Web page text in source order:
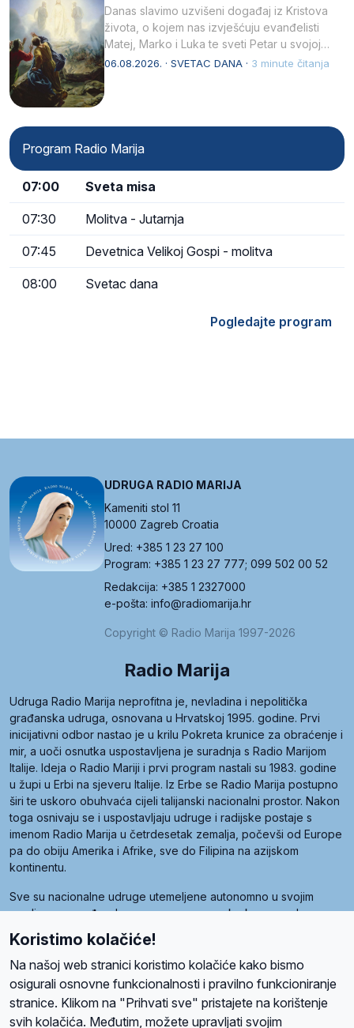
Danas slavimo uzvišeni događaj iz Kristova
života, o kojem nas izvješćuju evanđelisti
Matej, Marko i Luka te sveti Petar u svojoj
drugoj…
06.08.2026. · SVETAC DANA · 3 minute čitanja
Program Radio Marija
07:00 Sveta misa
07:30 Molitva - Jutarnja
07:45 Devetnica Velikoj Gospi - molitva
08:00 Svetac dana
Pogledajte program
UDRUGA RADIO MARIJA
Kameniti stol 11
10000 Zagreb Croatia
Ured: +385 1 23 27 100
Program: +385 1 23 27 777; 099 502 00 52
Redakcija: +385 1 2327000
e-pošta: info@radiomarija.hr
Copyright © Radio Marija 1997-2026
Radio Marija
Udruga Radio Marija neprofitna je, nevladina i nepolitička
građanska udruga, osnovana u Hrvatskoj 1995. godine. Prvi
inicijativni odbor nastao je u krilu Pokreta krunice za obraćenje i
mir, a uoči osnutka uspostavljena je suradnja s Radio Marijom
Italije. Ideja o Radio Mariji i prvi program nastali su 1983. godine
u župi u Erbi na sjeveru Italije. Iz Erbe se Radio Marija postupno
širi te uskoro obuhvaća cijeli talijanski nacionalni prostor. Nakon
toga osnivaju se i uspostavljaju udruge i radijske postaje s
imenom Radio Marija u četrdesetak zemalja, počevši od Europe
pa do obiju Amerika i Afrike, sve do Filipina na azijskom
kontinentu.
Sve su nacionalne udruge utemeljene autonomno u svojim
zemljama, a međusobna su povezane preko krovne udruge
pod nazivom Svjetska obitelj Radio Marije (World Family of
Radio Maria). Svjetsku obitelj utemeljilo je sedam članica, među
kojima je i hrvatska Udruga Radio Marija.
Koristimo kolačiće!
Na našoj web stranici koristimo kolačiće kako bismo
osigurali osnovne funkcionalnosti i pravilno funkcioniranje
stranice. Klikom na "Prihvati sve" pristajete na korištenje
svih kolačića. Međutim, možete upravljati svojim